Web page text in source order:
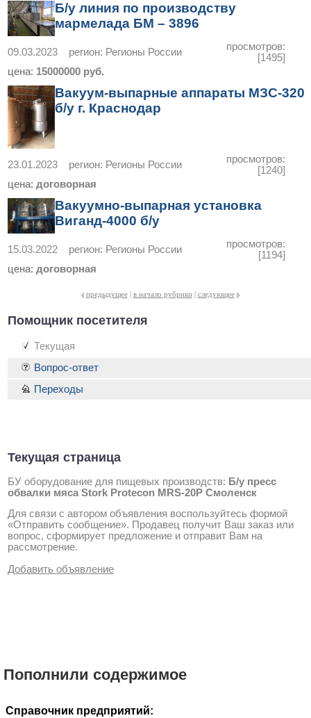
Б/у линия по производству
мармелада БМ – 3896
09.03.2023 регион: Регионы России
просмотров:
[1495]
цена: 15000000 руб.
Вакуум-выпарные аппараты МЗС-320
б/у г. Краснодар
23.01.2023 регион: Регионы России
просмотров:
[1240]
цена: договорная
Вакуумно-выпарная установка
Виганд-4000 б/у
15.03.2022 регион: Регионы России
просмотров:
[1194]
цена: договорная
предыдущее | в начало рубрики | следующее
Помощник посетителя
Текущая
Текущая страница
БУ оборудование для пищевых производств: Б/у пресс
обвалки мяса Stork Protecon MRS-20P Смоленск
Для связи с автором объявления воспользуйтесь формой
«Отправить сообщение». Продавец получит Ваш заказ или
вопрос, сформирует предложение и отправит Вам на
рассмотрение.
Добавить объявление
Вопрос-ответ
Переходы
Пополнили содержимое
Справочник предприятий: